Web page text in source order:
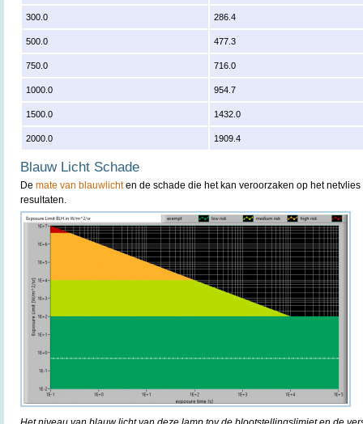
300.0 286.4
500.0 477.3
750.0 716.0
1000.0 954.7
1500.0 1432.0
2000.0 1909.4
Blauw Licht Schade
De mate van blauwlichten de schade die het kan veroorzaken op het
resultaten.